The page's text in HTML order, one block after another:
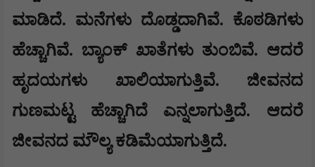
ಮಾಡಿದೆ. ಮನೆಗಳು ದೊಡ್ಡದಾಗಿವೆ. ಕೊಠಡಿಗಳು
ಹೆಚ್ಚಾಗಿವೆ. ಬ್ಯಾಂಕ್ ಖಾತೆಗಳು ತುಂಬಿವೆ. ಆದರೆ
ಹೃದಯಗಳು ಖಾಲಿಯಾಗುತ್ತಿವೆ. ಜೀವನದ
ಗುಣಮಟ್ಟ ಹೆಚ್ಚಾಗಿದೆ ಎನ್ನಲಾಗುತ್ತಿದೆ. ಆದರೆ
ಜೀವನದ ಮೌಲ್ಯ ಕಡಿಮೆಯಾಗುತ್ತಿದೆ.